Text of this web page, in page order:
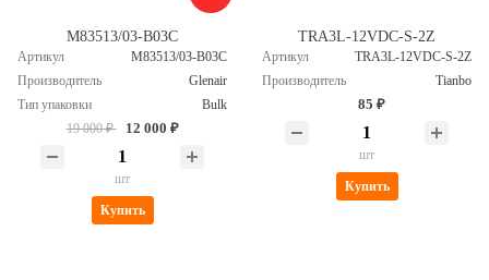
M83513/03-B03C
Артикул
M83513/03-B03C
Производитель
Glenair
Тип упаковки
Bulk
19 000 ₽
12 000 ₽
шт
Купить
TRA3L-12VDC-S-2Z
Артикул
TRA3L-12VDC-S-2Z
Производитель
Tianbo
85 ₽
шт
Купить